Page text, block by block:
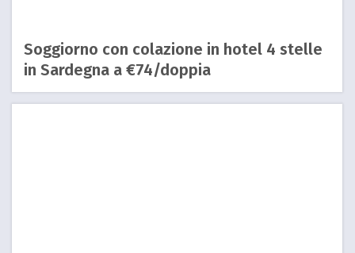
Soggiorno con colazione in hotel 4 stelle
in Sardegna a €74/doppia